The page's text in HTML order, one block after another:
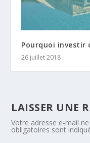
Pourquoi investir
26 juillet 2018
LAISSER UNE
Votre adresse e-mail
obligatoires sont